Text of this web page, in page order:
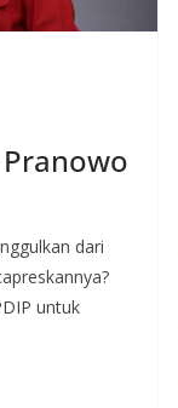
dari
untuk